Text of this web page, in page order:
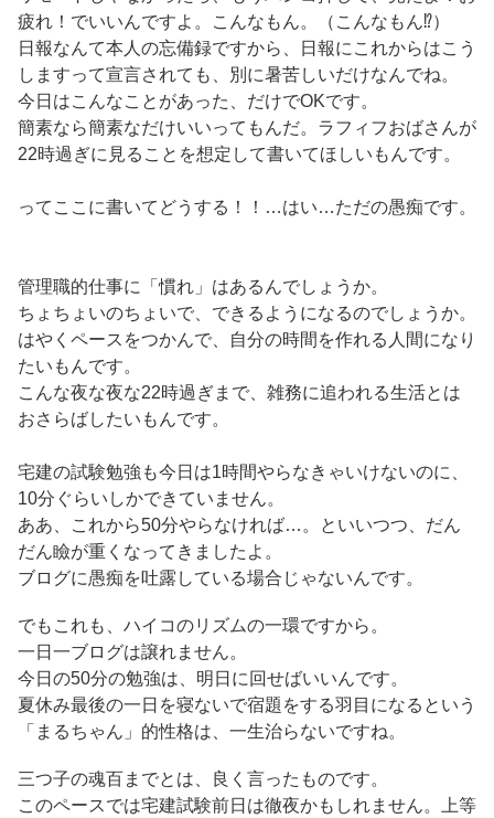
疲れ！でいいんですよ。こんなもん。（こんなもん⁉）
日報なんて本人の忘備録ですから、日報にこれからはこう
しますって宣言されても、別に暑苦しいだけなんでね。
今日はこんなことがあった、だけでOKです。
簡素なら簡素なだけいいってもんだ。ラフィフおばさんが
22時過ぎに見ることを想定して書いてほしいもんです。
ってここに書いてどうする！！…はい…ただの愚痴です。
管理職的仕事に「慣れ」はあるんでしょうか。
ちょちょいのちょいで、できるようになるのでしょうか。
はやくペースをつかんで、自分の時間を作れる人間になり
たいもんです。
こんな夜な夜な22時過ぎまで、雑務に追われる生活とは
おさらばしたいもんです。
宅建の試験勉強も今日は1時間やらなきゃいけないのに、
10分ぐらいしかできていません。
ああ、これから50分やらなければ…。といいつつ、だん
だん瞼が重くなってきましたよ。
ブログに愚痴を吐露している場合じゃないんです。
でもこれも、ハイコのリズムの一環ですから。
一日一ブログは譲れません。
今日の50分の勉強は、明日に回せばいいんです。
夏休み最後の一日を寝ないで宿題をする羽目になるという
「まるちゃん」的性格は、一生治らないですね。
三つ子の魂百までとは、良く言ったものです。
このペースでは宅建試験前日は徹夜かもしれません。上等